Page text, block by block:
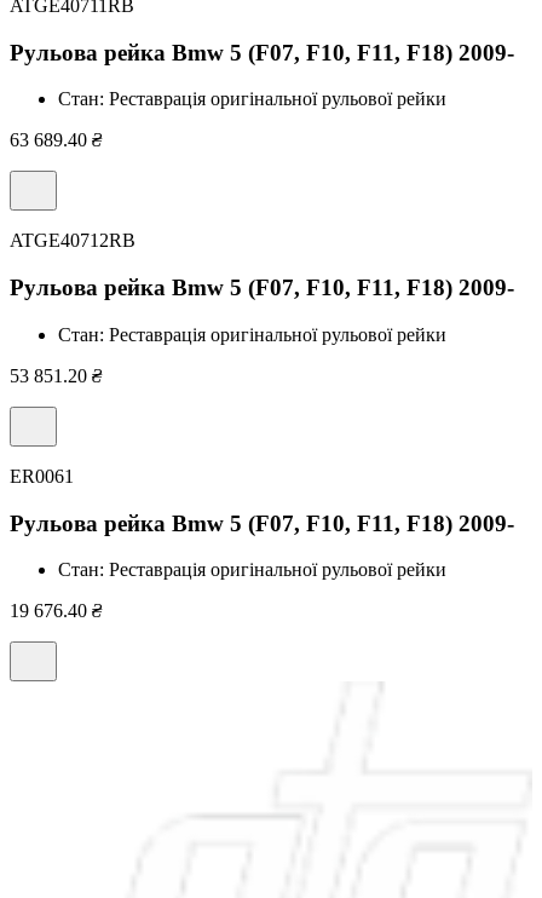
ATGE40711RB
Рульова рейка Bmw 5 (F07, F10, F11, F18) 2009-
Стан: Реставрація оригінальної рульової рейки
63 689.40 ₴
ATGE40712RB
Рульова рейка Bmw 5 (F07, F10, F11, F18) 2009-
Стан: Реставрація оригінальної рульової рейки
53 851.20 ₴
ER0061
Рульова рейка Bmw 5 (F07, F10, F11, F18) 2009-
Стан: Реставрація оригінальної рульової рейки
19 676.40 ₴